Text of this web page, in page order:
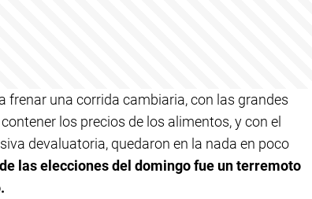
frenar una corrida cambiaria, con las grandes
los precios de los alimentos, y con el
devaluatoria, quedaron en la nada en poco
las elecciones del domingo fue un terremoto